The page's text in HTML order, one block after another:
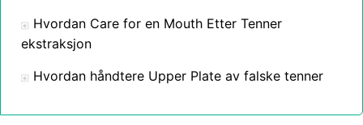
Hvordan Care for en Mouth Etter Tenner
ekstraksjon
Hvordan håndtere Upper Plate av falske tenner